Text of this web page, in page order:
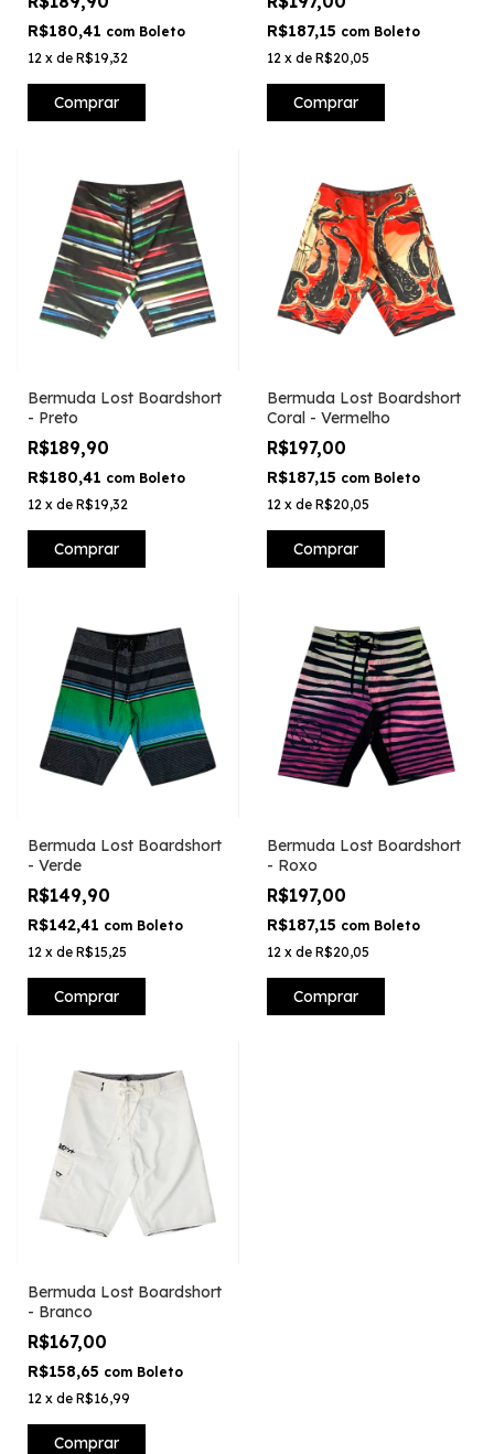
R$180,41 com Boleto
12 x de R$19,32
Comprar
R$187,15 com Boleto
12 x de R$20,05
Comprar
Bermuda Lost Boardshort
- Preto
R$189,90
R$180,41 com Boleto
12 x de R$19,32
Comprar
Bermuda Lost Boardshort
Coral - Vermelho
R$197,00
R$187,15 com Boleto
12 x de R$20,05
Comprar
Bermuda Lost Boardshort
- Verde
R$149,90
R$142,41 com Boleto
12 x de R$15,25
Comprar
Bermuda Lost Boardshort
- Roxo
R$197,00
R$187,15 com Boleto
12 x de R$20,05
Comprar
Bermuda Lost Boardshort
- Branco
R$167,00
R$158,65 com Boleto
12 x de R$16,99
Comprar